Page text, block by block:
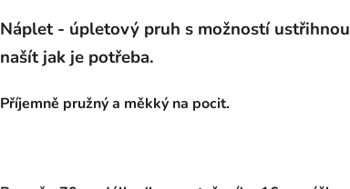
Náplet - úpletový pruh s možností
našít jak je potřeba.
Příjemně pružný a měkký na pocit.